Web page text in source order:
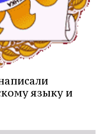
языку и